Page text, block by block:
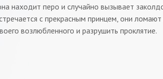
находит перо и случайно вызывает
с прекрасным принцем, они
возлюбленного и разрушить проклятие.